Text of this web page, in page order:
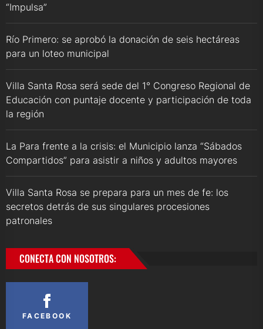
“Impulsa”
Río Primero: se aprobó la donación de seis hectáreas
para un loteo municipal
Villa Santa Rosa será sede del 1° Congreso Regional de
Educación con puntaje docente y participación de toda
la región
La Para frente a la crisis: el Municipio lanza “Sábados
Compartidos” para asistir a niños y adultos mayores
Villa Santa Rosa se prepara para un mes de fe: los
secretos detrás de sus singulares procesiones
patronales
CONECTA CON NOSOTROS:
FACEBOOK